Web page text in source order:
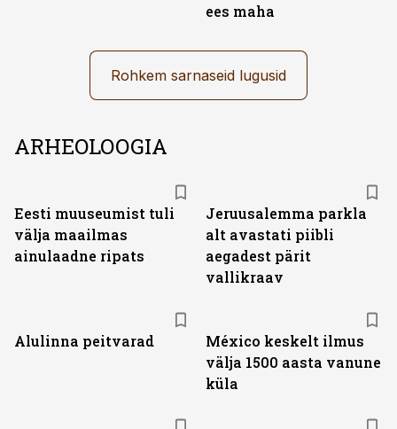
ees maha
Rohkem sarnaseid lugusid
ARHEOLOOGIA
Eesti muuseumist tuli
välja maailmas
ainulaadne ripats
Jeruusalemma parkla
alt avastati piibli
aegadest pärit
vallikraav
Alulinna peitvarad
México keskelt ilmus
välja 1500 aasta vanune
küla